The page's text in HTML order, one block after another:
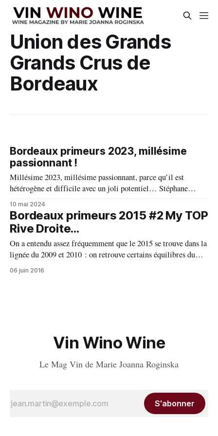
Union des Grands
Grands Crus de
Bordeaux
Bordeaux primeurs 2023, millésime
passionnant !
Millésime 2023, millésime passionnant, parce qu’il est
hétérogène et difficile avec un joli potentiel… Stéphane
Derenoncourt (Derenoncourt Consultants) Depuis de
nombreuses saisons, fidèle à la tradition, je me rends à
Bordeaux pour déguster les primeurs. À chaque fois, je suis
saisi par l’effervescence et une certaine tension au
10 mai 2024
Bordeaux primeurs 2015 #2 My TOP
Rive Droite...
On a entendu assez fréquemment que le 2015 se trouve dans la
lignée du 2009 et 2010 : on retrouve certains équilibres du
2009 avec des acidités basses, pas de notes végétales, pour la
puissance tannique, la fraîcheur on retrouve les équilibres du
06 juin 2016
Vin Wino Wine
Le Mag Vin de Marie Joanna Roginska
S'abonner